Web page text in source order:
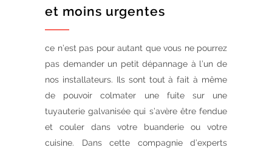
et moins urgentes
ce n’est pas pour autant que vous ne pourrez
pas demander un petit dépannage à l’un de
nos installateurs. Ils sont tout à fait à même
de pouvoir colmater une fuite sur une
tuyauterie galvanisée qui s’avère être fendue
et couler dans votre buanderie ou votre
cuisine. Dans cette compagnie d’experts